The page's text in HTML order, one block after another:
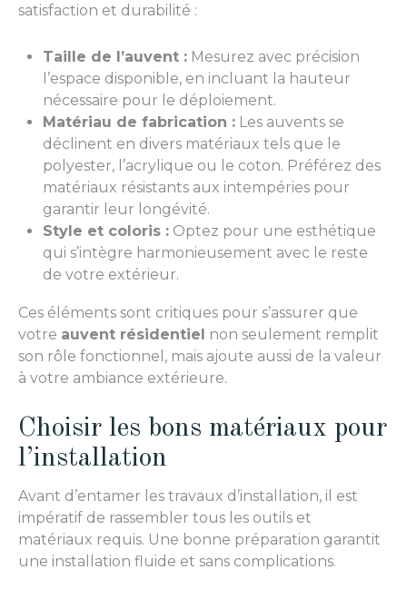
satisfaction et durabilité :
Taille de l’auvent : Mesurez avec précision
l’espace disponible, en incluant la hauteur
nécessaire pour le déploiement.
Matériau de fabrication : Les auvents se
déclinent en divers matériaux tels que le
polyester, l’acrylique ou le coton. Préférez des
matériaux résistants aux intempéries pour
garantir leur longévité.
Style et coloris : Optez pour une esthétique
qui s’intègre harmonieusement avec le reste
de votre extérieur.
Ces éléments sont critiques pour s’assurer que
votre auvent résidentiel non seulement remplit
son rôle fonctionnel, mais ajoute aussi de la valeur
à votre ambiance extérieure.
Choisir les bons matériaux pour
l’installation
Avant d’entamer les travaux d’installation, il est
impératif de rassembler tous les outils et
matériaux requis. Une bonne préparation garantit
une installation fluide et sans complications.